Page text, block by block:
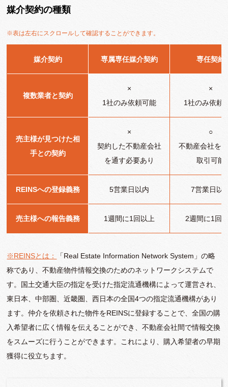
媒介契約の種類
※表は左右にスクロールして確認することができます。
媒介契約 専属専任媒介契約 専任契約
複数業者と契約
×
1社のみ依頼可能
×
1社のみ依頼
売主様が見つけた相
手との契約
×
契約した不動産会社
を通す必要あり
○
不動産会社を
取引可能
REINSへの登録義務 5営業日以内 7営業日以
売主様への報告義務 1週間に1回以上 2週間に1回
※REINSとは：
「Real Estate Information Network System」の略
称であり、不動産物件情報交換のためのネットワークシステムで
す。国土交通大臣の指定を受けた指定流通機構によって運営され、
東日本、中部圏、近畿圏、西日本の全国4つの指定流通機構があり
ます。仲介を依頼された物件をREINSに登録することで、全国の購
入希望者に広く情報を伝えることができ、不動産会社間で情報交換
をスムーズに行うことができます。これにより、購入希望者の早期
獲得に役立ちます。